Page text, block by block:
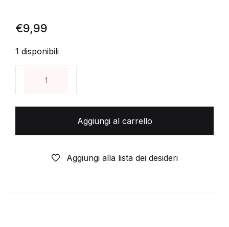
€9,99
1 disponibili
Aggiungi al carrello
Aggiungi alla lista dei desideri